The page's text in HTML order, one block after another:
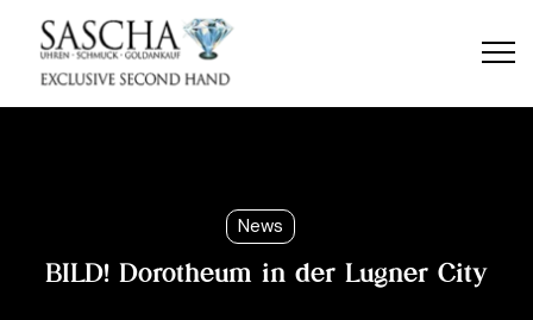
News
BILD! Dorotheum in der Lugner City